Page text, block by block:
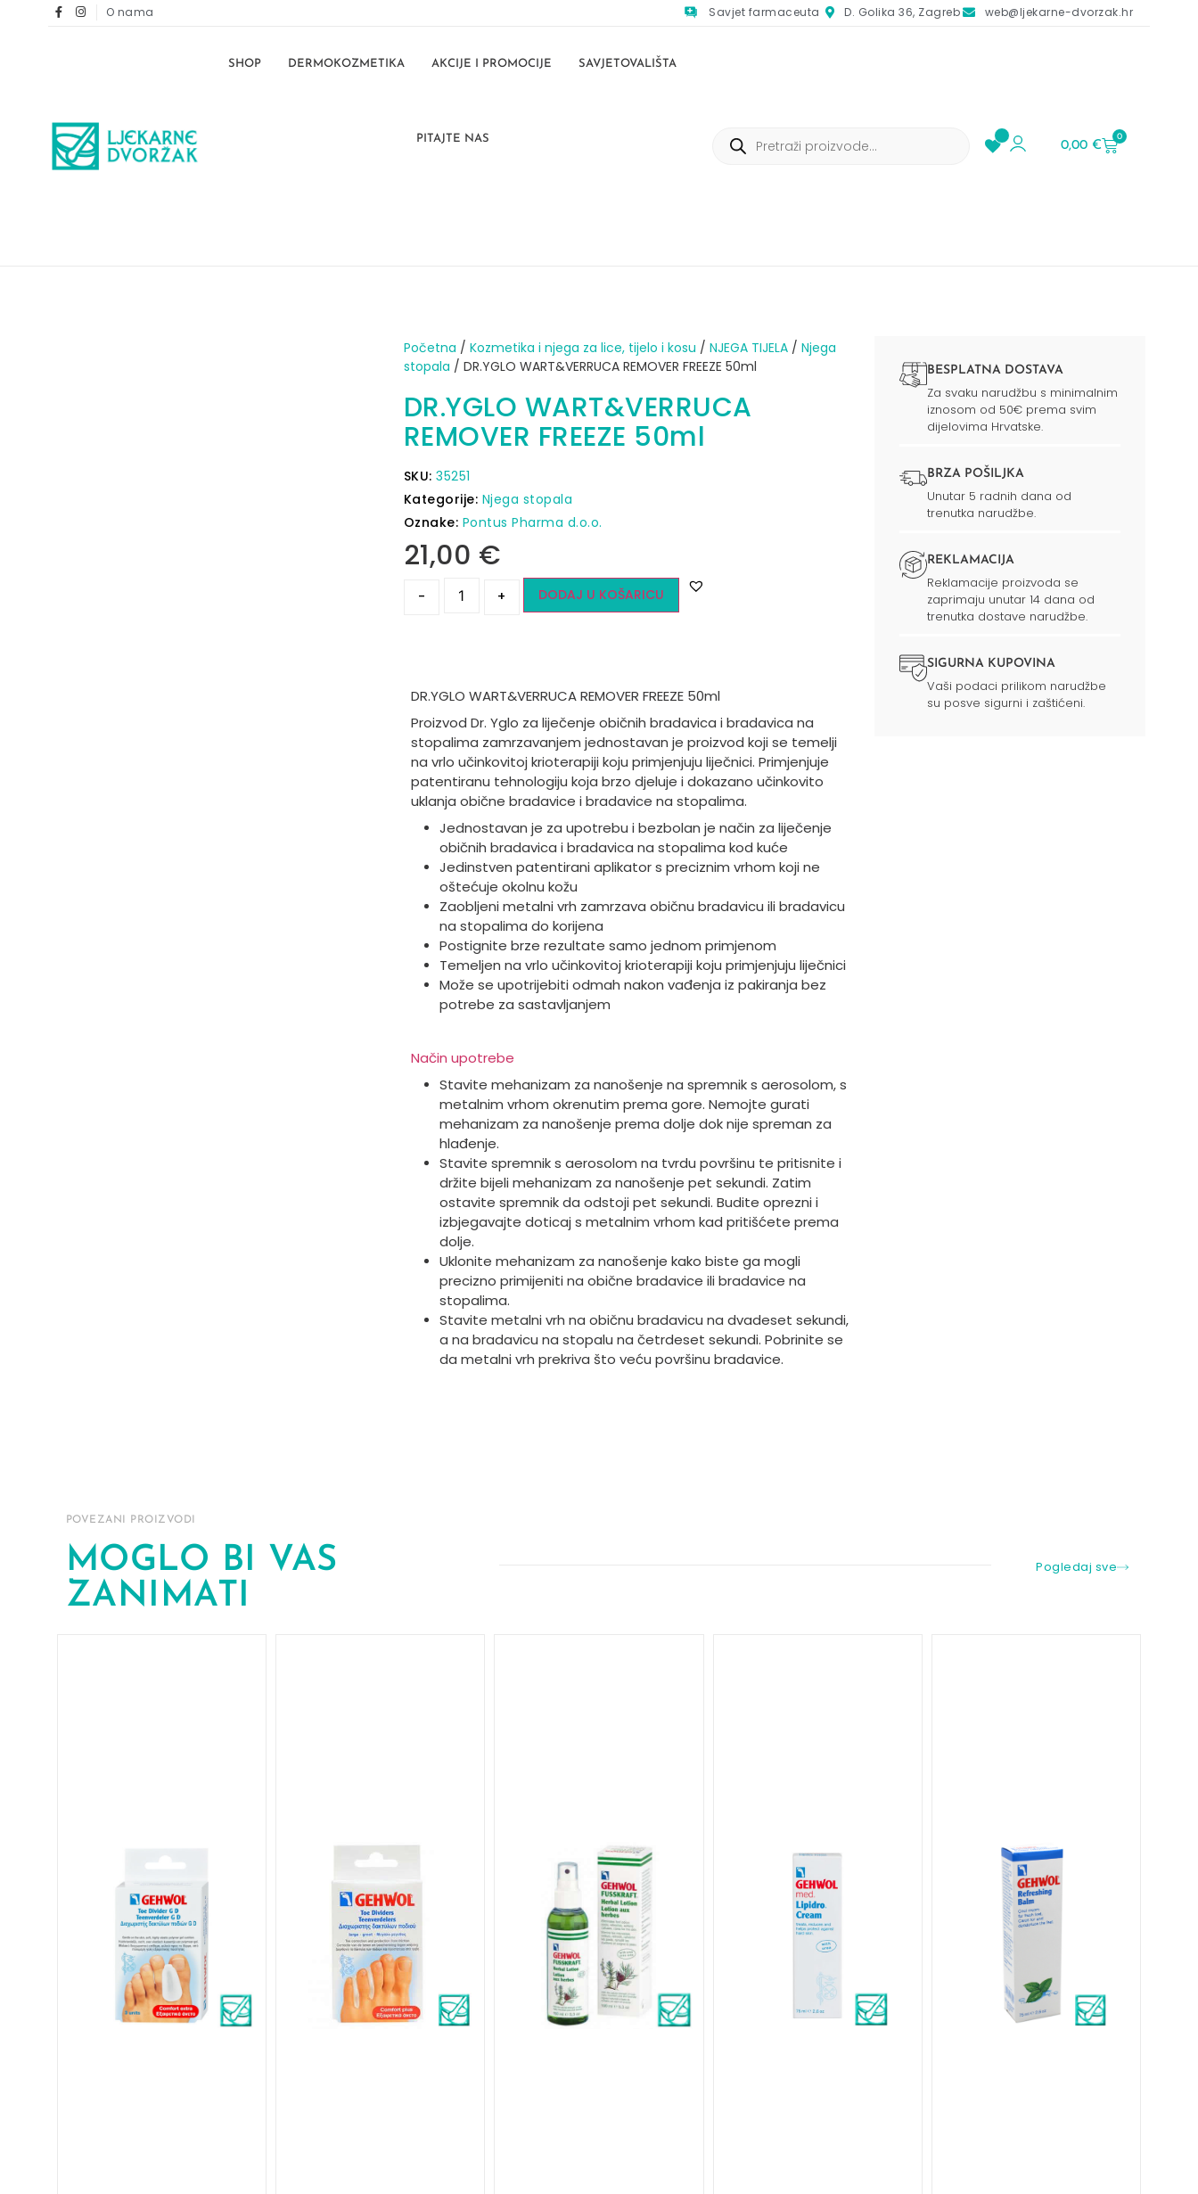
O nama Savjet farmaceuta D. Golika 36, Zagreb web@ljekarne-dvorzak.hr
SHOP DERMOKOZMETIKA AKCIJE I PROMOCIJE SAVJETOVALIŠTA
PITAJTE NAS
0,00€
0
Početna / Kozmetika i njega za lice, tijelo i kosu / NJEGA TIJELA/ Njega
stopala / DR.YGLO WART&VERRUCA REMOVER FREEZE 50ml
DR.YGLO WART&VERRUCA
REMOVER FREEZE 50ml
SKU: 35251
Kategorije: Njega stopala
Oznake: Pontus Pharma d.o.o.
21,00 €
- + DODAJ U KOŠARICU
DR.YGLO WART&VERRUCA REMOVER FREEZE 50ml
Proizvod Dr. Yglo za liječenje običnih bradavica i bradavica na
stopalima zamrzavanjem jednostavan je proizvod koji se temelji
na vrlo učinkovitoj krioterapiji koju primjenjuju liječnici. Primjenjuje
patentiranu tehnologiju koja brzo djeluje i dokazano učinkovito
uklanja obične bradavice i bradavice na stopalima.
Jednostavan je za upotrebu i bezbolan je način za liječenje
običnih bradavica i bradavica na stopalima kod kuće
Jedinstven patentirani aplikator s preciznim vrhom koji ne
oštećuje okolnu kožu
Zaobljeni metalni vrh zamrzava običnu bradavicu ili bradavicu
na stopalima do korijena
Postignite brze rezultate samo jednom primjenom
Temeljen na vrlo učinkovitoj krioterapiji koju primjenjuju liječnici
Može se upotrijebiti odmah nakon vađenja iz pakiranja bez
potrebe za sastavljanjem
Način upotrebe
Stavite mehanizam za nanošenje na spremnik s aerosolom, s
metalnim vrhom okrenutim prema gore. Nemojte gurati
mehanizam za nanošenje prema dolje dok nije spreman za
hlađenje.
Stavite spremnik s aerosolom na tvrdu površinu te pritisnite i
držite bijeli mehanizam za nanošenje pet sekundi. Zatim
ostavite spremnik da odstoji pet sekundi. Budite oprezni i
izbjegavajte doticaj s metalnim vrhom kad pritišćete prema
dolje.
Uklonite mehanizam za nanošenje kako biste ga mogli
precizno primijeniti na obične bradavice ili bradavice na
stopalima.
Stavite metalni vrh na običnu bradavicu na dvadeset sekundi,
a na bradavicu na stopalu na četrdeset sekundi. Pobrinite se
da metalni vrh prekriva što veću površinu bradavice.
BESPLATNA DOSTAVA
Za svaku narudžbu s minimalnim
iznosom od 50€ prema svim
dijelovima Hrvatske.
BRZA POŠILJKA
Unutar 5 radnih dana od
trenutka narudžbe.
REKLAMACIJA
Reklamacije proizvoda se
zaprimaju unutar 14 dana od
trenutka dostave narudžbe.
SIGURNA KUPOVINA
Vaši podaci prilikom narudžbe
su posve sigurni i zaštićeni.
POVEZANI PROIZVODI
MOGLO BI VAS
ZANIMATI
Pogledaj sve